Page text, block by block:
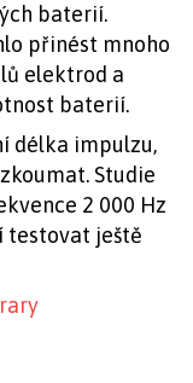
baterií.
přinést mnoho
elektrod a
baterií.
délka impulzu,
Studie
2 000 Hz
testovat ještě